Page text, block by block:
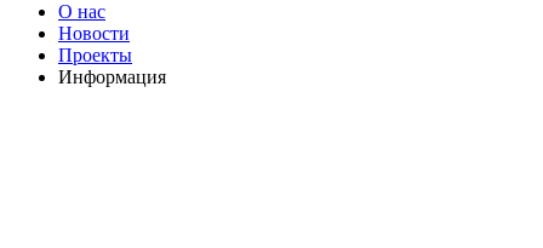
О нас
Новости
Проекты
Информация